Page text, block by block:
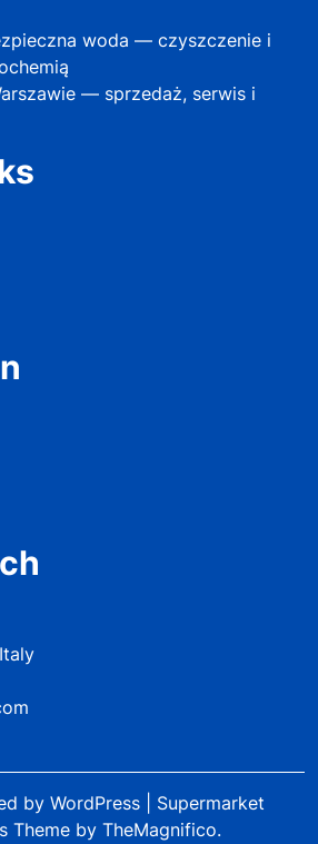
woda — czyszczenie i
— sprzedaż, serwis i
by WordPress
Supermarket
Theme by TheMagnifico.